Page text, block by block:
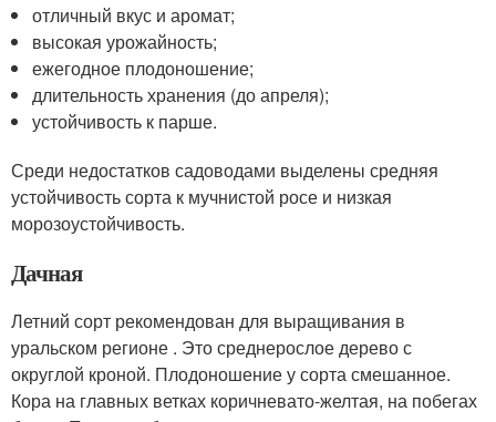
отличный вкус и аромат;
высокая урожайность;
ежегодное плодоношение;
длительность хранения (до апреля);
устойчивость к парше.
Среди недостатков садоводами выделены средняя
устойчивость сорта к мучнистой росе и низкая
морозоустойчивость.
Дачная
Летний сорт рекомендован для выращивания в
уральском регионе . Это среднерослое дерево с
округлой кроной. Плодоношение у сорта смешанное.
Кора на главных ветках коричневато-желтая, на побегах